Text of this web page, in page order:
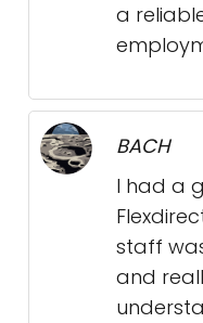
a
BACH
I had a
staff
and